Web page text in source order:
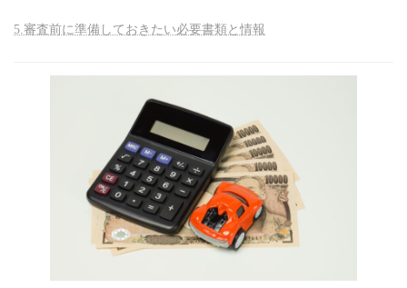
5.審査前に準備しておきたい必要書類と情報